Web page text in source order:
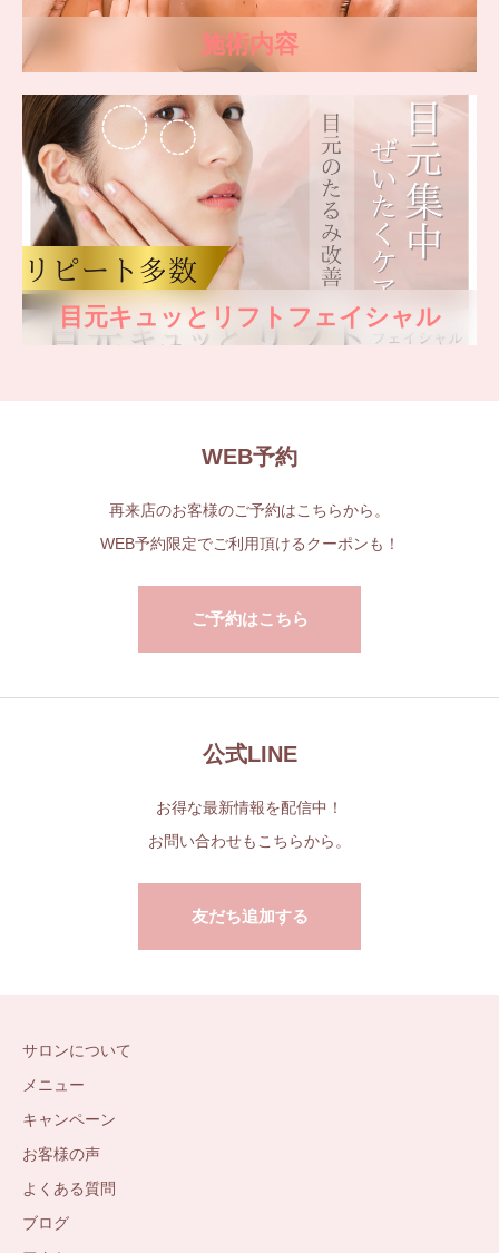
施術内容
目元キュッとリフトフェイシャル
WEB予約
再来店のお客様のご予約はこちらから。
WEB予約限定でご利用頂けるクーポンも！
ご予約はこちら
公式LINE
お得な最新情報を配信中！
お問い合わせもこちらから。
友だち追加する
サロンについて
メニュー
キャンペーン
お客様の声
よくある質問
ブログ